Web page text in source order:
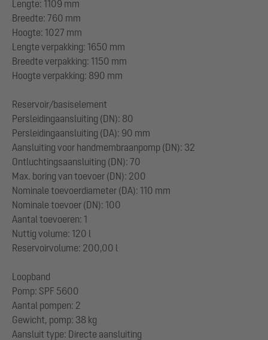
Lengte: 1109 mm
Breedte: 760 mm
Hoogte: 1027 mm
Lengte verpakking: 1650 mm
Breedte verpakking: 1150 mm
Hoogte verpakking: 890 mm
Reservoir/basiselement
Persleidingaansluiting (DN): 80
Persleidingaansluiting (DA): 90 mm
Aansluiting voor handmembraanpomp (DN): 32
Ontluchtingsaansluiting (DN): 70
Max. boring van toevoer (DN): 200
Nominale toevoerdiameter (DA): 110 mm
Nominale toevoer (DN): 100
Aantal toevoeren: 1
Nuttig volume: 120 l
Reservoirvolume: 200,00 l
Loopband
Pomp: SPF 5600
Aantal pompen: 2
Gewicht, pomp: 38 kg
Aansluit type: Directe aansluiting